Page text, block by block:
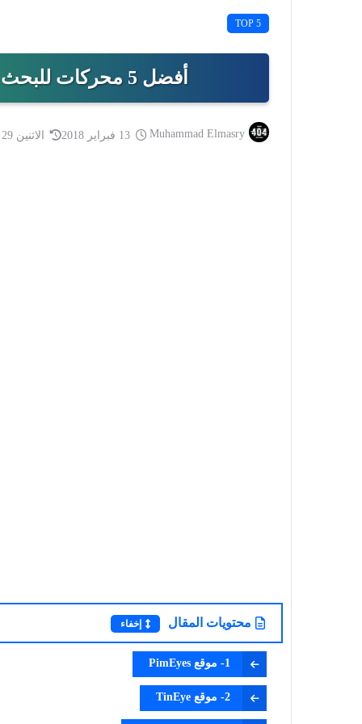
TOP 5
أفضل 5 محركات للبحث عن الوجوه والصور بدقة 2024
Muhammad Elmasry الاثنين 29 يناير 2024
محتويات المقال إخفاء
1- موقع PimEyes
2- موقع TinEye